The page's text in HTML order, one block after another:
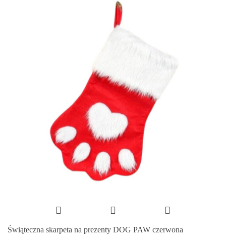
Świąteczna skarpeta na prezenty DOG PAW czerwona